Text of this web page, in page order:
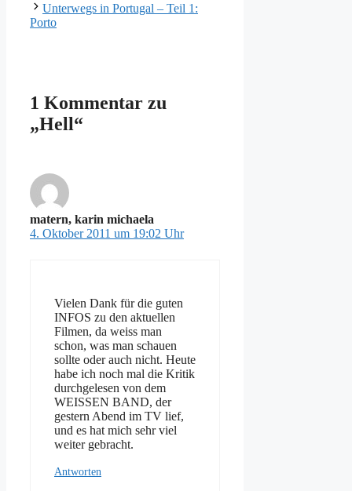
Unterwegs in Portugal – Teil 1:
Porto
1 Kommentar zu
„Hell“
matern, karin michaela
4. Oktober 2011 um 19:02 Uhr
Vielen Dank für die guten
INFOS zu den aktuellen
Filmen, da weiss man
schon, was man schauen
sollte oder auch nicht. Heute
habe ich noch mal die Kritik
durchgelesen von dem
WEISSEN BAND, der
gestern Abend im TV lief,
und es hat mich sehr viel
weiter gebracht.
Antworten